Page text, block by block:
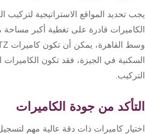
تحديد المواقع الاستراتيجية لتركيب
قادرة على تغطية أكبر مساحة
في الجيزة، فقد تكون الكاميرات
من جودة الكاميرات